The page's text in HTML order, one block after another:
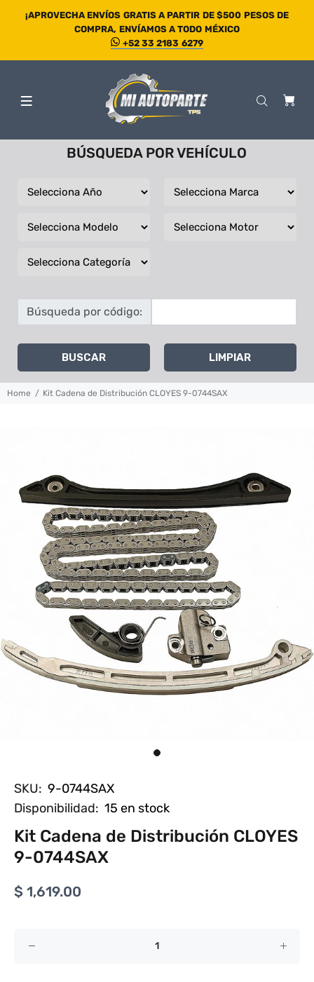
¡APROVECHA ENVÍOS GRATIS A PARTIR DE $500 PESOS DE
COMPRA, ENVÍAMOS A TODO MÉXICO
+52 33 2183 6279
BÚSQUEDA POR VEHÍCULO
Búsqueda por código:
BUSCAR LIMPIAR
Home Kit Cadena de Distribución CLOYES 9-0744SAX
SKU: 9-0744SAX
Disponibilidad: 15 en stock
Kit Cadena de Distribución CLOYES
9-0744SAX
$ 1,619.00